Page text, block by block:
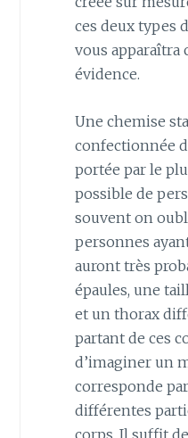
ces deux types
vous apparaîtra
évidence.
Une chemise
confectionnée
portée par le
possible de
souvent on
personnes
auront très
épaules, une
et un thorax
partant de ces
d’imaginer un
corresponde
différentes
corps. Il suffit